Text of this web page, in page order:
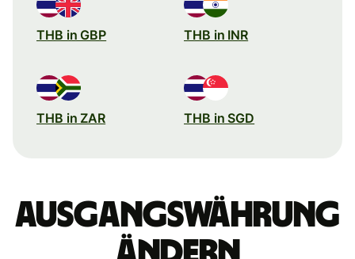
THB in GBP THB in INR
THB in ZAR THB in SGD
Ausgangswährung